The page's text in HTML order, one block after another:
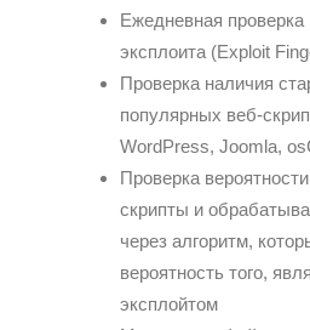
Ежедневная
эксплоита (Exploit
Проверка наличия
популярных веб-
WordPress, Joomla,
Проверка
скрипты и
через алгоритм,
вероятность того,
эксплойтом